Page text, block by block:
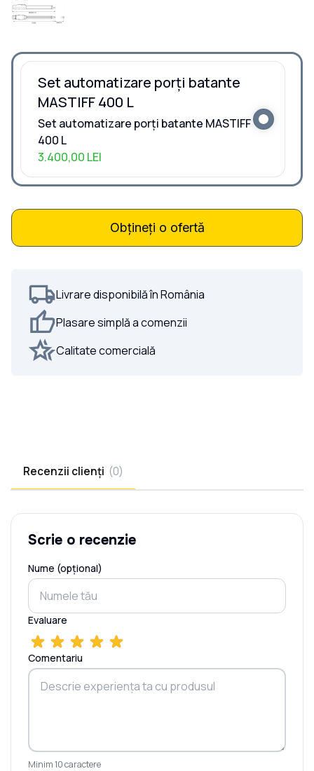
Set automatizare porți batante
MASTIFF 400 L
Set automatizare porți batante MASTIFF
400 L
3.400,00 LEI
Obțineți o ofertă
Livrare disponibilă în România
Plasare simplă a comenzii
Calitate comercială
Recenzii clienți (0)
Scrie o recenzie
Nume (opțional)
Evaluare
Comentariu
Minim 10 caractere